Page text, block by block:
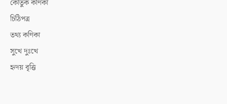
কৌতুক কণিকা
চিঠিপত্র
তথ্য কণিকা
সুখে দুঃখে
হৃদয় বৃত্তি